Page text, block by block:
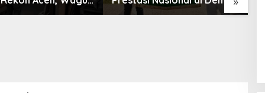
ke Mendagri
Scientific Competition